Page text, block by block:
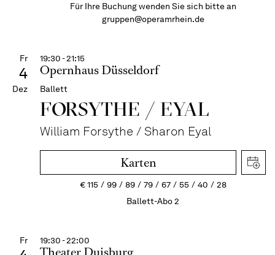
Für Ihre Buchung wenden Sie sich bitte an
gruppen@operamrhein.de
Fr
4
Dez
19:30 - 21:15
Opernhaus Düsseldorf
Ballett
FORSYTHE / EYAL
William Forsythe / Sharon Eyal
Karten
€115 99 89 79 67 55 40
28
Ballett-Abo 2
Fr 19:30 - 22:00